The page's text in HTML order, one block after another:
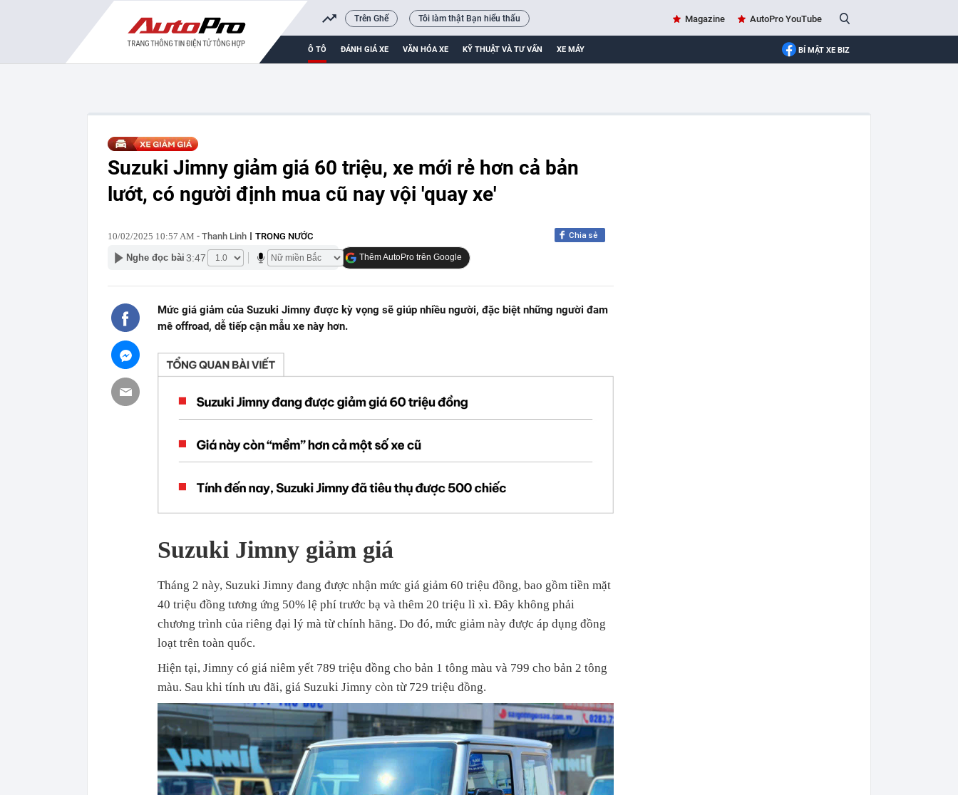
Trên Ghế Tôi làm thật Bạn hiểu thấu Magazine AutoPro YouTube
Ô TÔ ĐÁNH GIÁ XE VĂN HÓA XE KỸ THUẬT VÀ TƯ VẤN XE MÁY BÍ MẬT XE BIZ
Suzuki Jimny giảm giá 60 triệu, xe mới rẻ hơn cả bản
lướt, có người định mua cũ nay vội 'quay xe'
10/02/2025 10:57 AM - Thanh Linh TRONG NƯỚC Chia sẻ
Thêm AutoPro trên Google
Nghe đọc bài 3:47
Mức giá giảm của Suzuki Jimny được kỳ vọng sẽ giúp nhiều người, đặc biệt những người đam
mê offroad, dễ tiếp cận mẫu xe này hơn.
Suzuki Jimny giảm giá
Tháng 2 này, Suzuki Jimny đang được nhận mức giá giảm 60 triệu đồng, bao gồm tiền mặt
40 triệu đồng tương ứng 50% lệ phí trước bạ và thêm 20 triệu lì xì. Đây không phải
chương trình của riêng đại lý mà từ chính hãng. Do đó, mức giảm này được áp dụng đồng
loạt trên toàn quốc.
Hiện tại, Jimny có giá niêm yết 789 triệu đồng cho bản 1 tông màu và 799 cho bản 2 tông
màu. Sau khi tính ưu đãi, giá Suzuki Jimny còn từ 729 triệu đồng.